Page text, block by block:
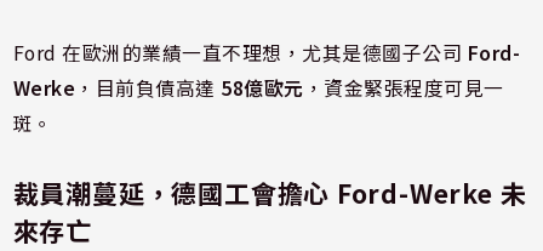
Ford 在歐洲的業績一直不理想，尤其是德國子公司 Ford-
Werke ，目前負債高達 58億歐元 ，資金緊張程度可見一
斑。
裁員潮蔓延，德國工會擔心 Ford-Werke 未
來存亡